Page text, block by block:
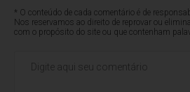
* O conteúdo de cada comentário é de
Nos reservamos ao direito de reprovar ou
com o propósito do site ou que contenham